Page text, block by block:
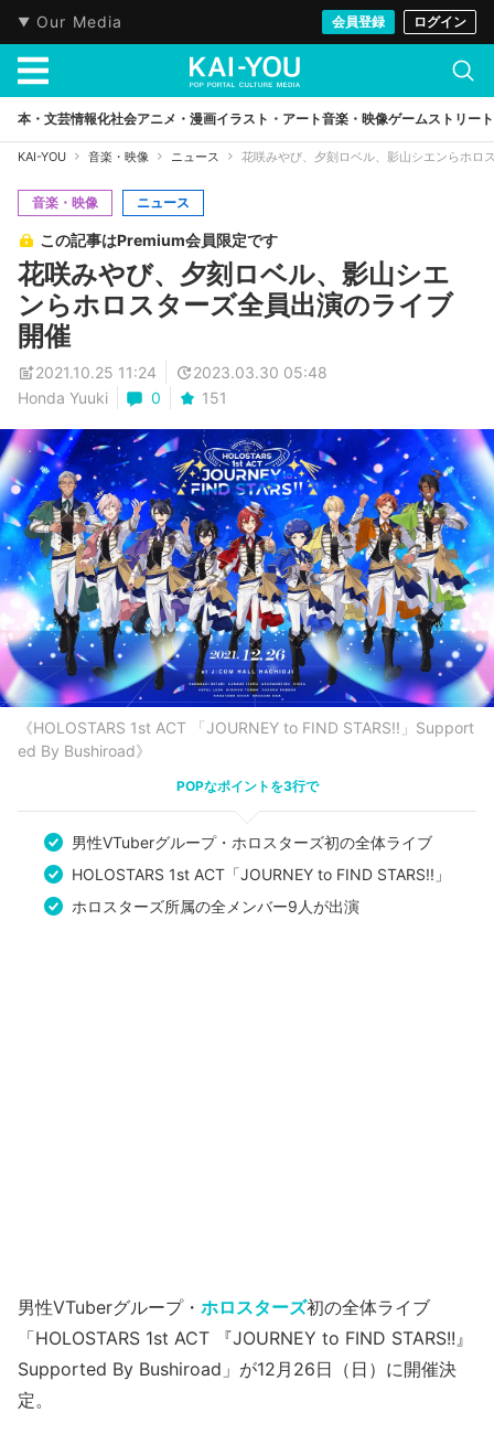
Our Media 会員登録 ログイン
本・文芸情報化社会アニメ・漫画イラスト・アート音楽・映像ゲームストリート
KAI-YOU 音楽・映像 ニュース 花咲みやび、夕刻ロベル、影山シエンらホロ
音楽・映像 ニュース
この記事はPremium会員限定です
花咲みやび、夕刻ロベル、影山シエ
ンらホロスターズ全員出演のライブ
開催
2021.10.25 11:24
2023.03.30 05:48
Honda Yuuki
0 151
《HOLOSTARS 1st ACT 「JOURNEY to FIND STARS!!」Support
ed By Bushiroad》
POPなポイントを3行で
男性VTuberグループ・ホロスターズ初の全体ライブ
HOLOSTARS 1st ACT「JOURNEY to FIND STARS!!」
ホロスターズ所属の全メンバー9人が出演
男性VTuberグループ・ ホロスターズ初の全体ライブ
「HOLOSTARS 1st ACT 『JOURNEY to FIND STARS!!』
Supported By Bushiroad」が12月26日（日）に開催決
定。